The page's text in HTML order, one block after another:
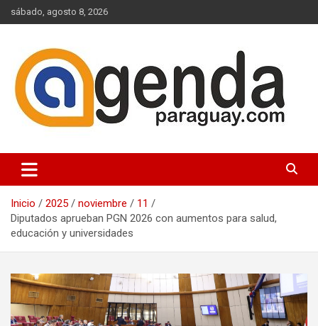
Saltar
al
sábado, agosto 8, 2026
Agenda Paraguay
Inicio 2025 noviembre
11
Diputados aprueban PGN 2026 con aumentos para salud,
educación y universidades